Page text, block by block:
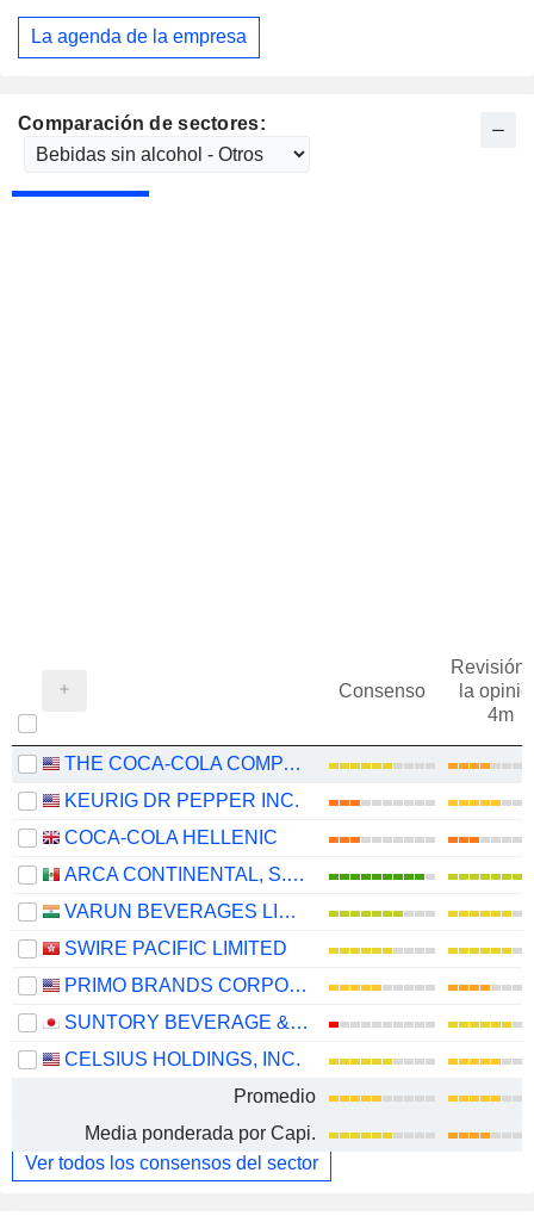
Comparación de sectores:
Consenso
Revisión
la
4m
THE COCA-COLA COMPANY
KEURIG DR PEPPER INC.
COCA-COLA HELLENIC
ARCA CONTINENTAL, S.A.B. DE C.V.
VARUN BEVERAGES LIMITED
SWIRE PACIFIC LIMITED
PRIMO BRANDS CORPORATION
SUNTORY BEVERAGE & FOOD LIMITED
CELSIUS HOLDINGS, INC.
Promedio
Media ponderada por Capi.
Ver todos los consensos del sector
La agenda de la empresa